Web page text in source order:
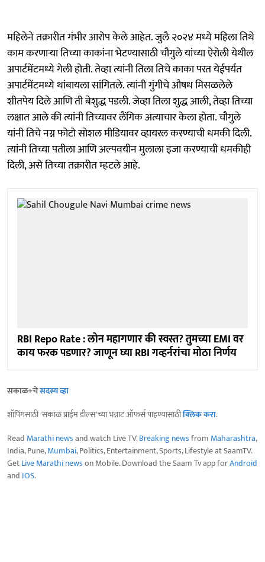
महिलेने तक्रारीत गंभीर आरोप केले आहेत. जुलै २०२४ मध्ये महिला तिथे
काम करणाऱ्या तिच्या काकांना भेटण्यासाठी चौगुले यांच्या ऐरोली येथील
अपार्टमेंटमध्ये गेली होती. तेव्हा त्यांनी तिला तिचे काका परत येईपर्यंत
अपार्टमेंटमध्ये थांबायला सांगितले. त्यांनी गुंगीचे औषध मिसळलेले
शीतपेय दिले आणि ती बेशुद्ध पडली. जेव्हा तिला शुद्ध आली, तेव्हा तिच्या
लक्षात आले की त्यांनी तिच्यावर लैंगिक अत्याचार केला होता. चौगुले
यांनी तिचे नग्न फोटो सोशल मीडियावर व्हायरल करण्याची धमकी दिली.
त्यांनी तिच्या पतीला आणि अल्पवयीन मुलाला इजा करण्याची धमकीही
दिली, असे तिच्या तक्रारीत म्हटले आहे.
RBI Repo Rate : लोन महागणार की स्वस्त? तुमच्या EMI वर
काय फरक पडणार? जाणून घ्या RBI गव्हर्नरांचा मोठा निर्णय
सकाळ+चेसदस्य व्हा
शॉपिंगसाठी 'सकाळ प्राईम डील्स'च्या भन्नाट ऑफर्स पाहण्यासाठीक्लिक करा.
Read Marathi newsand watch Live TV.Breaking newsfrom Maharashtra,
India, Pune,Mumbai, Politics, Entertainment, Sports, Lifestyle at SaamTV.
GetLive Marathi newson Mobile. Download the Saam Tv app forAndroid
and IOS.